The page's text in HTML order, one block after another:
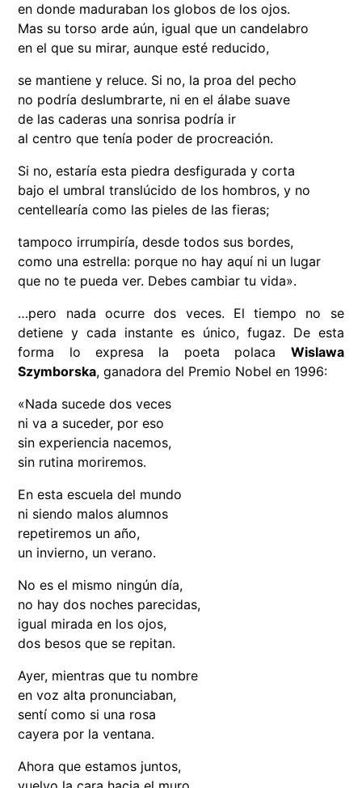
en donde maduraban los globos de los ojos.
Mas su torso arde aún, igual que un candelabro
en el que su mirar, aunque esté reducido,
se mantiene y reluce. Si no, la proa del pecho
no podría deslumbrarte, ni en el álabe suave
de las caderas una sonrisa podría ir
al centro que tenía poder de procreación.
Si no, estaría esta piedra desfigurada y corta
bajo el umbral translúcido de los hombros, y no
centellearía como las pieles de las fieras;
tampoco irrumpiría, desde todos sus bordes,
como una estrella: porque no hay aquí ni un lugar
que no te pueda ver. Debes cambiar tu vida».
…pero nada ocurre dos veces. El tiempo no se
detiene y cada instante es único, fugaz. De esta
forma lo expresa la poeta polaca Wislawa
Szymborska, ganadora del Premio Nobel en 1996:
«Nada sucede dos veces
ni va a suceder, por eso
sin experiencia nacemos,
sin rutina moriremos.
En esta escuela del mundo
ni siendo malos alumnos
repetiremos un año,
un invierno, un verano.
No es el mismo ningún día,
no hay dos noches parecidas,
igual mirada en los ojos,
dos besos que se repitan.
Ayer, mientras que tu nombre
en voz alta pronunciaban,
sentí como si una rosa
cayera por la ventana.
Ahora que estamos juntos,